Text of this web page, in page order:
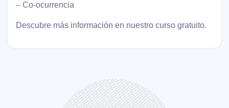
– Co-ocurrencia
Descubre más información en nuestro curso gratuito.